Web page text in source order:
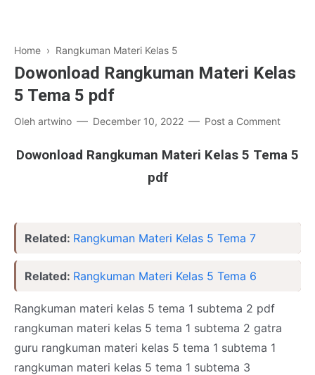
Home › Rangkuman Materi Kelas 5
Dowonload Rangkuman Materi Kelas
5 Tema 5 pdf
Oleh artwino December 10, 2022 Post a Comment
Dowonload Rangkuman Materi Kelas 5 Tema 5
pdf
Related: Rangkuman Materi Kelas 5 Tema 7
Related: Rangkuman Materi Kelas 5 Tema 6
Rangkuman materi kelas 5 tema 1 subtema 2 pdf
rangkuman materi kelas 5 tema 1 subtema 2 gatra
guru rangkuman materi kelas 5 tema 1 subtema 1
rangkuman materi kelas 5 tema 1 subtema 3